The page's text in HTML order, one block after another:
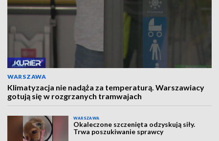
WARSZAWA
Klimatyzacja nie nadąża za temperaturą. Warszawiacy
gotują się w rozgrzanych tramwajach
WARSZAWA
Okaleczone szczenięta odzyskują siły.
Trwa poszukiwanie sprawcy